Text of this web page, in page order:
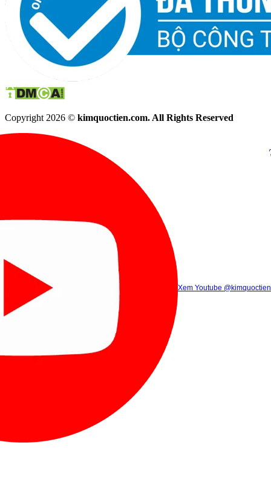
Copyright 2026 © kimquoctien.com. All Rights Reserved
Xem Tik Tok
(8h00 - 21h30)
(8h00 -
Gọi điện (8h00 - 21h30)
Xem Youtube @kimquoctien